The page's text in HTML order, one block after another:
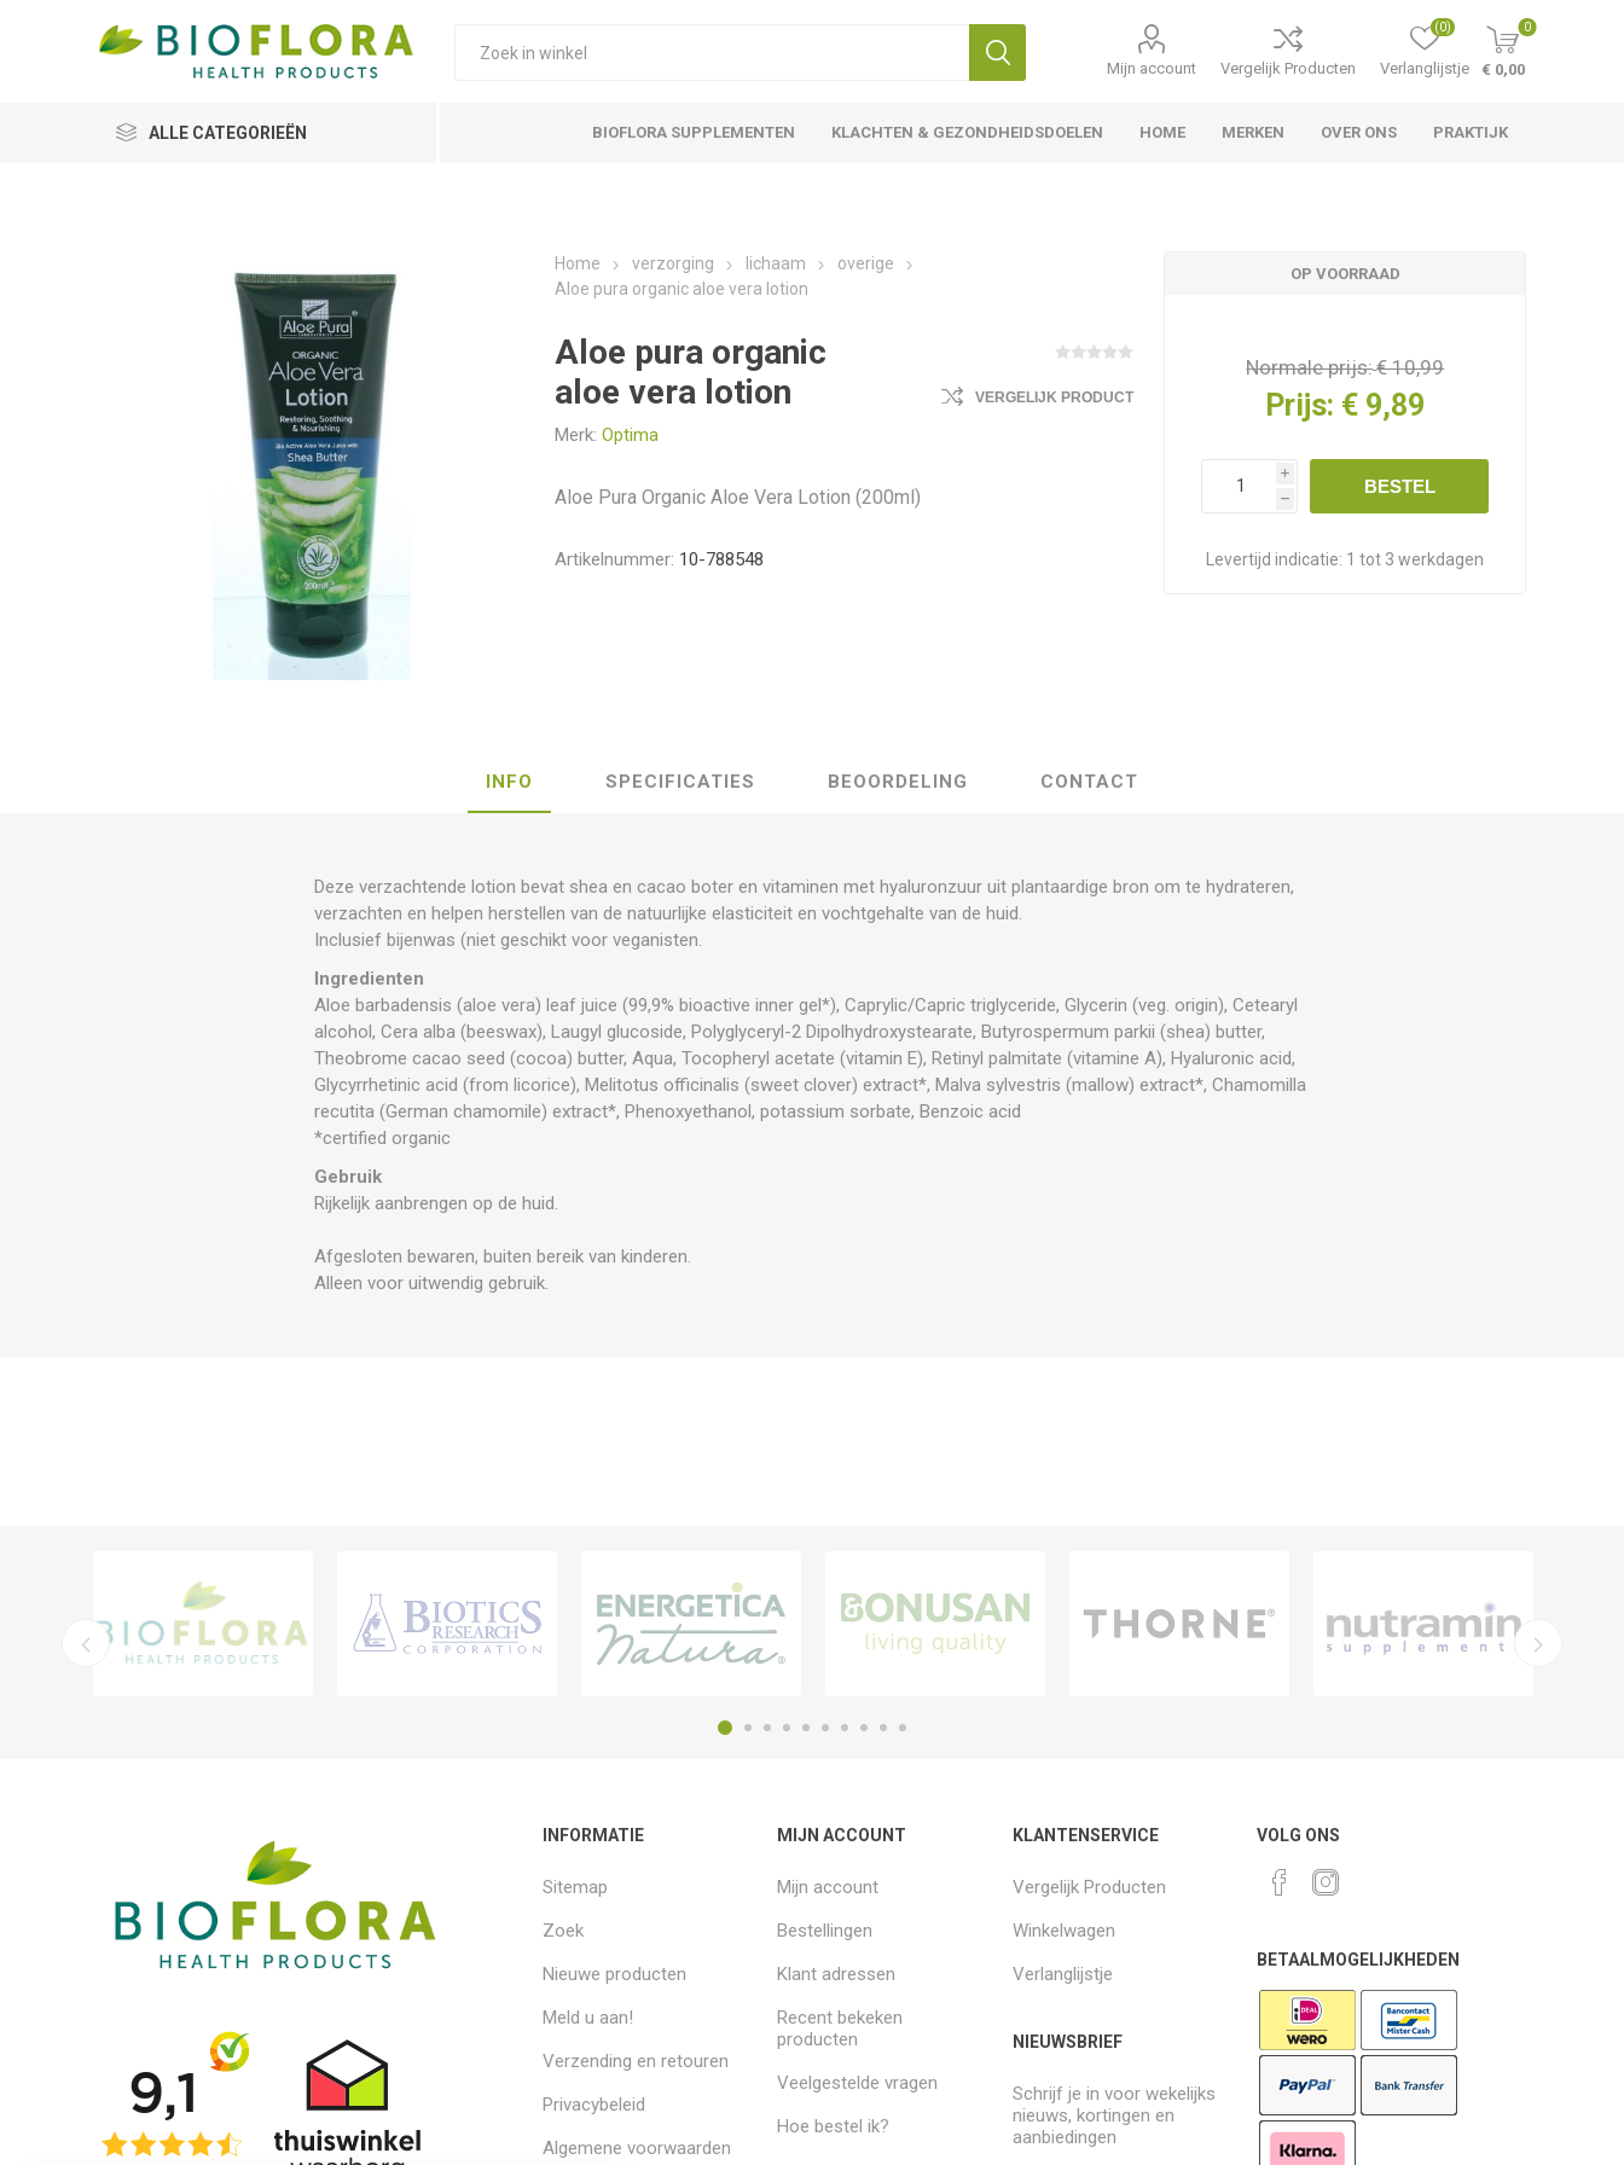
Mijn account Vergelijk Producten Verlanglijstje
(0) 0
€ 0,00
ALLE CATEGORIEËN BIOFLORA SUPPLEMENTEN KLACHTEN & GEZONDHEIDSDOELEN HOME MERKEN OVER ONS PRAKTIJK
Home verzorging lichaam
overige
Aloe pura organic aloe vera lotion
Aloe pura organic
aloe vera lotion
Merk: Optima
VERGELIJK PRODUCT
Aloe Pura Organic Aloe Vera Lotion (200ml)
Artikelnummer: 10-788548
OP VOORRAAD
Normale prijs:€ 10,99
Prijs: € 9,89
i
h
BESTEL
Levertijd indicatie: 1 tot 3 werkdagen
INFO SPECIFICATIES BEOORDELING CONTACT
Deze verzachtende lotion bevat shea en cacao boter en vitaminen met hyaluronzuur uit plantaardige bron om te hydrateren,
verzachten en helpen herstellen van de natuurlijke elasticiteit en vochtgehalte van de huid.
Inclusief bijenwas (niet geschikt voor veganisten.
Ingredienten
Aloe barbadensis (aloe vera) leaf juice (99,9% bioactive inner gel*), Caprylic/Capric triglyceride, Glycerin (veg. origin), Cetearyl
alcohol, Cera alba (beeswax), Laugyl glucoside, Polyglyceryl-2 Dipolhydroxystearate, Butyrospermum parkii (shea) butter,
Theobrome cacao seed (cocoa) butter, Aqua, Tocopheryl acetate (vitamin E), Retinyl palmitate (vitamine A), Hyaluronic acid,
Glycyrrhetinic acid (from licorice), Melitotus officinalis (sweet clover) extract*, Malva sylvestris (mallow) extract*, Chamomilla
recutita (German chamomile) extract*, Phenoxyethanol, potassium sorbate, Benzoic acid
*certified organic
Gebruik
Rijkelijk aanbrengen op de huid.
Afgesloten bewaren, buiten bereik van kinderen.
Alleen voor uitwendig gebruik.
INFORMATIE
Sitemap
Zoek
Nieuwe producten
Meld u aan!
Verzending en retouren
Privacybeleid
Algemene voorwaarden
MIJN ACCOUNT
Mijn account
Bestellingen
Klant adressen
Recent bekeken
producten
Veelgestelde vragen
Hoe bestel ik?
KLANTENSERVICE
Vergelijk Producten
Winkelwagen
Verlanglijstje
NIEUWSBRIEF
Schrijf je in voor wekelijks
nieuws, kortingen en
aanbiedingen
VOLG ONS
BETAALMOGELIJKHEDEN